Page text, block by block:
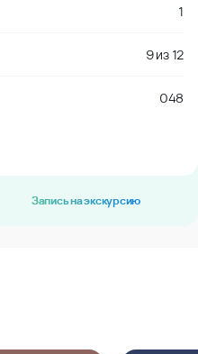
1
9из12
048
Запись на экскурсию